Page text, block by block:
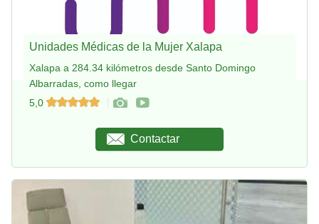
Unidades Médicas de la Mujer Xalapa
Xalapa a 284.34 kilómetros desde Santo Domingo
Albarradas, como llegar
5,0
Contactar